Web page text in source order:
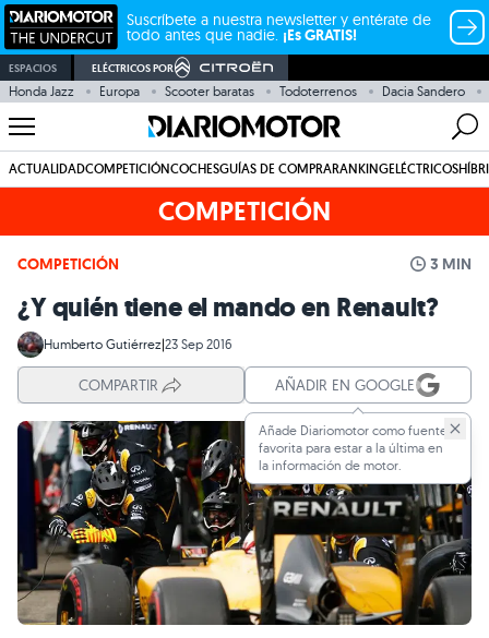
Suscríbete a nuestra newsletter y entérate de
todo antes que nadie. ¡Es GRATIS!
ESPACIOS ELÉCTRICOS POR
Honda Jazz Europa Scooter baratas Todoterrenos Dacia Sandero
ACTUALIDADCOMPETICIÓNCOCHESGUÍAS DE COMPRARANKINGELÉCTRICOS
COMPETICIÓN
COMPETICIÓN 3 MIN
¿Y quién tiene el mando en Renault?
Humberto Gutiérrez|23 Sep 2016
COMPARTIR AÑADIR EN GOOGLE
Añade Diariomotor como fuente
favorita para estar a la última en
la información de motor.